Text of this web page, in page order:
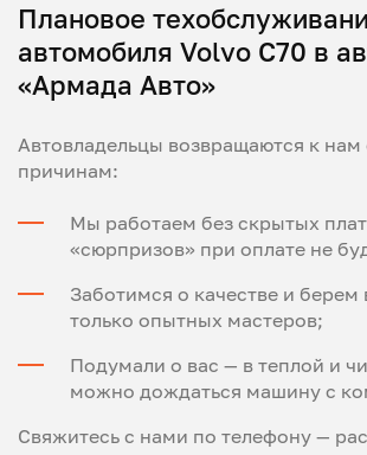
Плановое
автомобиля Volvo C70 в
«Армада Авто»
Автовладельцы возвращаются к нам
причинам:
Мы работаем без скрытых
«сюрпризов» при оплате не
Заботимся о качестве и берем
только опытных мастеров;
Подумали о вас — в теплой и
можно дождаться машину с
Свяжитесь с нами по телефону —